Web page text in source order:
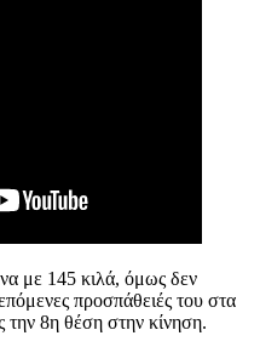
με 145 κιλά, όμως δεν
προσπάθειές του στα
την 8η θέση στην κίνηση.